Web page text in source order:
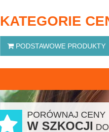
KATEGORIE
PODSTAWOWE PRODUKTY
PORÓWNAJ CENY
W SZKOCJI